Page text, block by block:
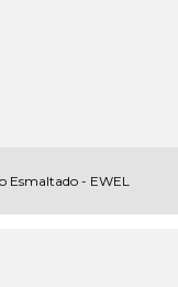
Esmaltado - EWEL